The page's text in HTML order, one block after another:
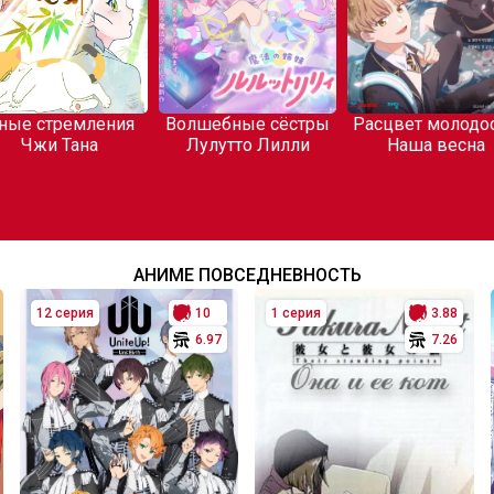
стремления
Чжи Тана
Волшебные сёстры
Лулутто Лилли
Расцвет
Наша весна
АНИМЕ ПОВСЕДНЕВНОСТЬ
12 серия
10
6.97
1 серия
3.88
7.26